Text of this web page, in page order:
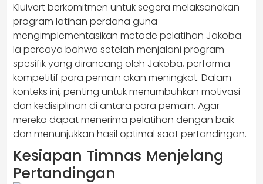
Kluivert berkomitmen untuk segera melaksanakan
program latihan perdana guna
mengimplementasikan metode pelatihan Jakoba.
Ia percaya bahwa setelah menjalani program
spesifik yang dirancang oleh Jakoba, performa
kompetitif para pemain akan meningkat. Dalam
konteks ini, penting untuk menumbuhkan motivasi
dan kedisiplinan di antara para pemain. Agar
mereka dapat menerima pelatihan dengan baik
dan menunjukkan hasil optimal saat pertandingan.
Kesiapan Timnas Menjelang
Pertandingan